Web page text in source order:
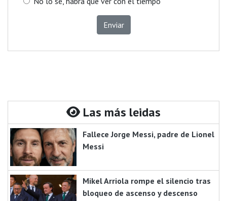
Enviar
Las más leidas
Fallece Jorge Messi, padre de Lionel
Messi
Mikel Arriola rompe el silencio tras
bloqueo de ascenso y descenso